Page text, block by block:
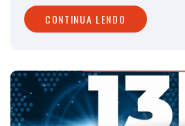
CONTINUA LENDO